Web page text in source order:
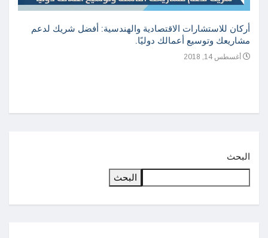
أركان للاستشارات الاقتصادية والهندسية: أفضل شريك لدعم
مشاريعك وتوسيع أعمالك دوليًا.
أغسطس 14, 2018
البحث
البحث